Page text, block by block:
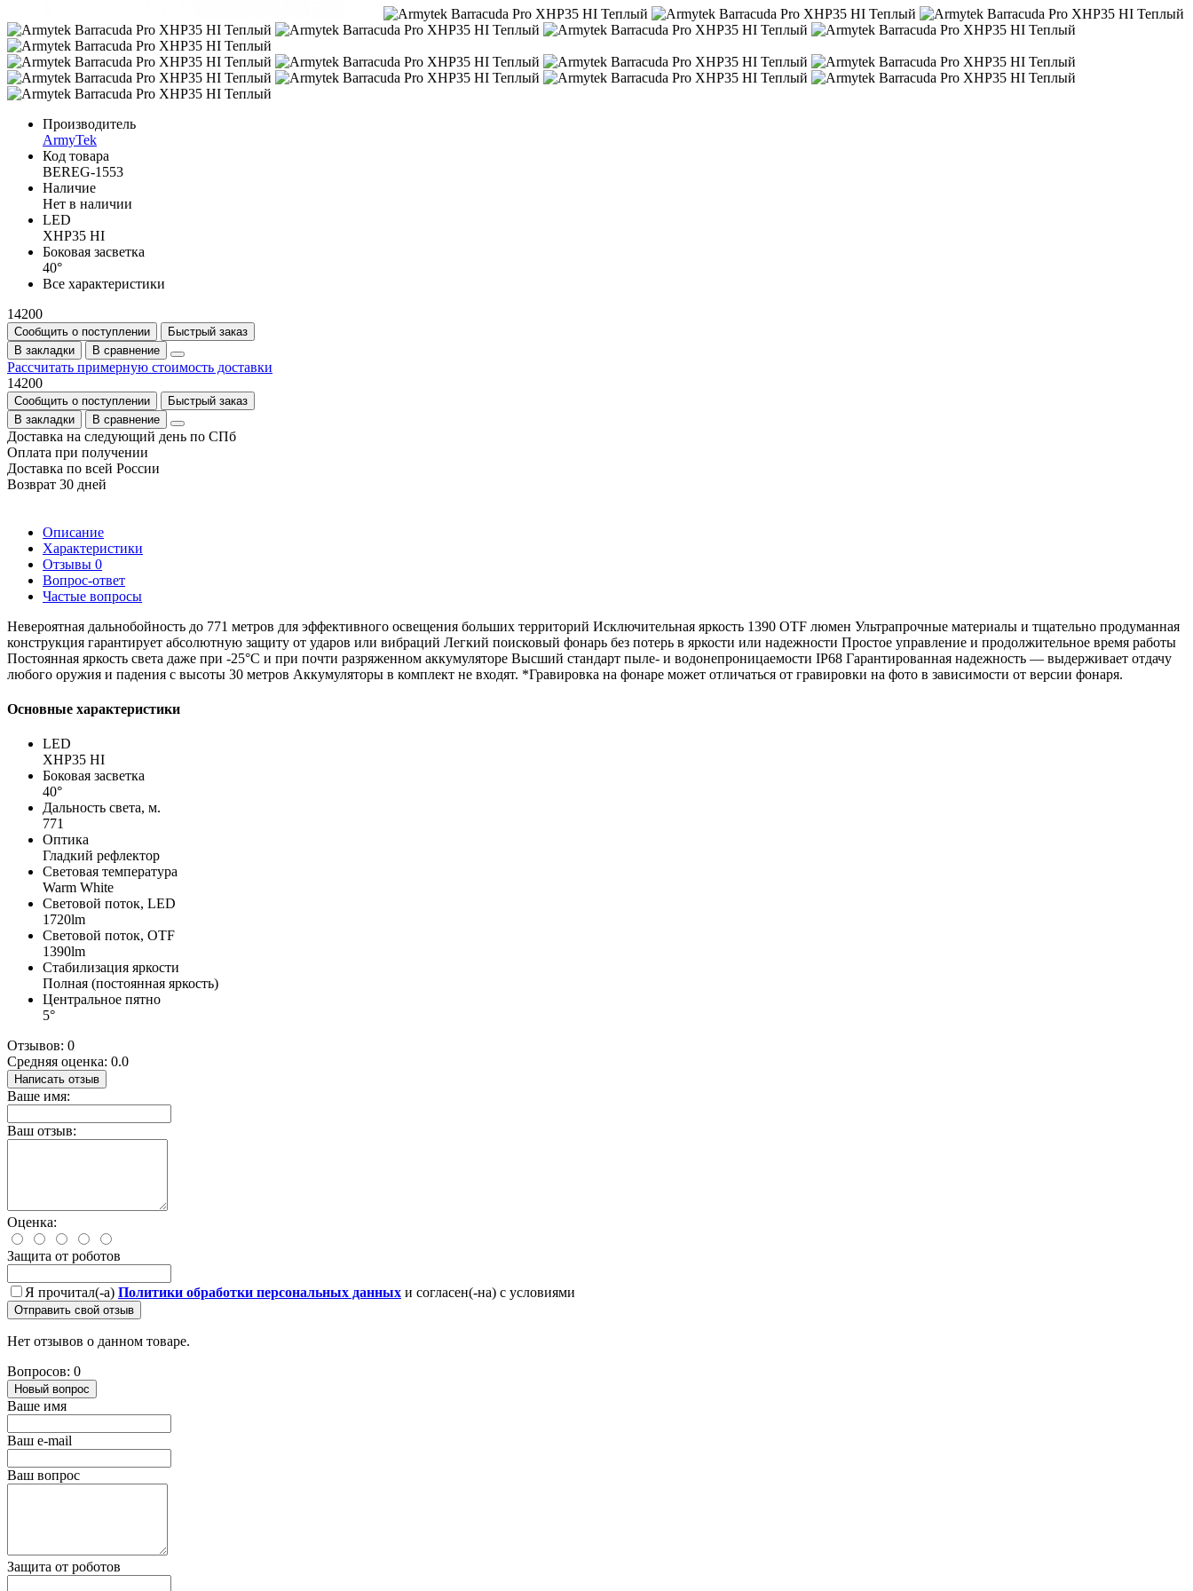
Производитель
ArmyTek
Код товара
BEREG-1553
Наличие
Нет в наличии
LED
XHP35 HI
Боковая засветка
40°
Все характеристики
14200
Сообщить о поступлении
Быстрый заказ
В закладки
В сравнение
Рассчитать примерную стоимость доставки
14200
Сообщить о поступлении
Быстрый заказ
В закладки
В сравнение
Доставка на следующий день по СПб
Оплата при получении
Доставка по всей России
Возврат 30 дней
Описание
Характеристики
Отзывы 0
Вопрос-ответ
Частые вопросы
Невероятная дальнобойность до 771 метров для эффективного освещения больших территорий Исключительная яркость 1390 OTF люмен Ультрапрочные материалы и тщательно продуманная
конструкция гарантирует абсолютную защиту от ударов или вибраций Легкий поисковый фонарь без потерь в яркости или надежности Простое управление и продолжительное время работы
Постоянная яркость света даже при -25°C и при почти разряженном аккумуляторе Высший стандарт пыле- и водонепроницаемости IP68 Гарантированная надежность — выдерживает отдачу
любого оружия и падения с высоты 30 метров Аккумуляторы в комплект не входят. *Гравировка на фонаре может отличаться от гравировки на фото в зависимости от версии фонаря.
Основные характеристики
LED
XHP35 HI
Боковая засветка
40°
Дальность света, м.
771
Оптика
Гладкий рефлектор
Световая температура
Warm White
Световой поток, LED
1720lm
Световой поток, OTF
1390lm
Стабилизация яркости
Полная (постоянная яркость)
Центральное пятно
5°
Отзывов: 0
Средняя оценка: 0.0
Написать отзыв
Ваше имя:
Ваш отзыв:
Оценка:
Защита от роботов
Я прочитал(-а) Политики обработки персональных данных и согласен(-на) с условиями
Отправить свой отзыв
Нет отзывов о данном товаре.
Вопросов: 0
Новый вопрос
Ваше имя
Ваш e-mail
Ваш вопрос
Защита от роботов